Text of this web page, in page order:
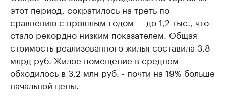
этот период, сократилось на треть по
сравнению с прошлым годом — до 1,2 тыс., что
стало рекордно низким показателем. Общая
стоимость реализованного жилья составила 3,8
млрд руб. Жилое помещение в среднем
обходилось в 3,2 млн руб. - почти на 19% больше
начальной цены.